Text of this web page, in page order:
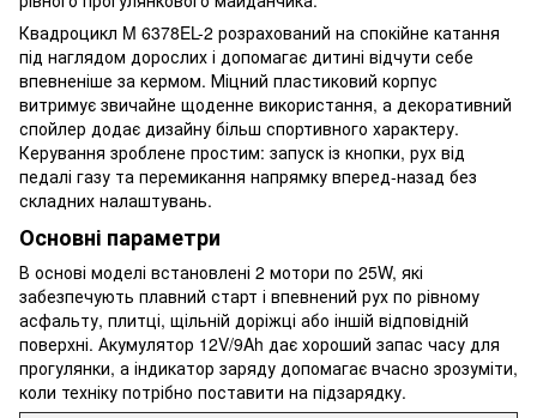
Квадроцикл M 6378EL-2 розрахований на спокійне катання
під наглядом дорослих і допомагає дитині відчути себе
впевненіше за кермом. Міцний пластиковий корпус
витримує звичайне щоденне використання, а декоративний
спойлер додає дизайну більш спортивного характеру.
Керування зроблене простим: запуск із кнопки, рух від
педалі газу та перемикання напрямку вперед-назад без
складних налаштувань.
Основні параметри
В основі моделі встановлені 2 мотори по 25W, які
забезпечують плавний старт і впевнений рух по рівному
асфальту, плитці, щільній доріжці або іншій відповідній
поверхні. Акумулятор 12V/9Ah дає хороший запас часу для
прогулянки, а індикатор заряду допомагає вчасно зрозуміти,
коли техніку потрібно поставити на підзарядку.